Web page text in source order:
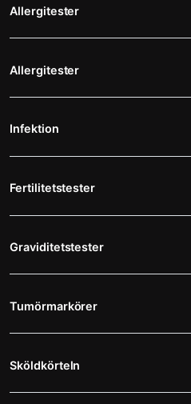
Allergitester
Allergitester
Infektion
Fertilitetstester
Graviditetstester
Tumörmarkörer
Sköldkörteln